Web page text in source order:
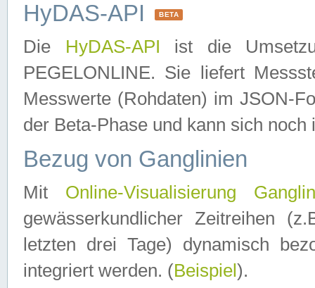
HyDAS-API BETA
Die HyDAS-API ist die
PEGELONLINE. Sie liefert
Messwerte (Rohdaten) im JSON-
der Beta-Phase und kann sich noch
Bezug von Ganglinien
Mit Online-Visualisierung
gewässerkundlicher Zeitreihen
letzten drei Tage) dynamisch
integriert werden. (Beispiel ).